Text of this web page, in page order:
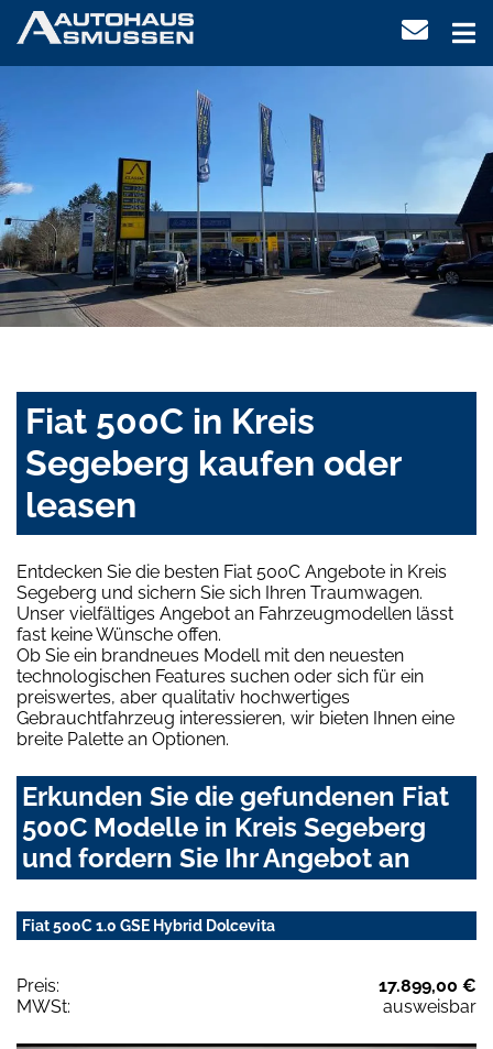
Fiat 500C in Kreis
Segeberg kaufen oder
leasen
Entdecken Sie die besten Fiat 500C Angebote in Kreis
Segeberg und sichern Sie sich Ihren Traumwagen.
Unser vielfältiges Angebot an Fahrzeugmodellen lässt
fast keine Wünsche offen.
Ob Sie ein brandneues Modell mit den neuesten
technologischen Features suchen oder sich für ein
preiswertes, aber qualitativ hochwertiges
Gebrauchtfahrzeug interessieren, wir bieten Ihnen eine
breite Palette an Optionen.
Erkunden Sie die gefundenen Fiat
500C Modelle in Kreis Segeberg
und fordern Sie Ihr Angebot an
Fiat 500C 1.0 GSE Hybrid Dolcevita
Preis:
17.899,00 €
MWSt:
ausweisbar